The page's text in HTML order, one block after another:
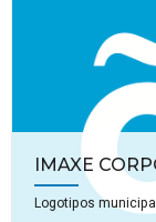
IMAXE
Logotipos